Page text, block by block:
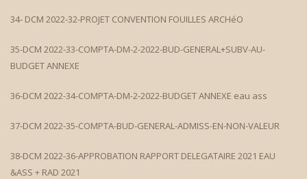
34- DCM 2022-32-PROJET CONVENTION FOUILLES ARCHéO
35-DCM 2022-33-COMPTA-DM-2-2022-BUD-GENERAL+SUBV-AU-
BUDGET ANNEXE
36-DCM 2022-34-COMPTA-DM-2-2022-BUDGET ANNEXE eau ass
37-DCM 2022-35-COMPTA-BUD-GENERAL-ADMISS-EN-NON-VALEUR
38-DCM 2022-36-APPROBATION RAPPORT DELEGATAIRE 2021 EAU
&ASS + RAD 2021